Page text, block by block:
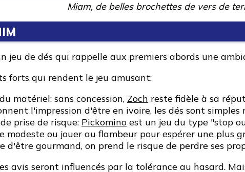
Miam, de belles brochettes de vers de
jeu de dés qui rappelle aux premiers abords une
forts qui rendent le jeu amusant:
matériel: sans concession, Zoch reste fidèle à sa
l'impression d'être en ivoire, les dés sont simples
prise de risque: Pickomino est un jeu du type "stop
modeste ou jouer au flambeur pour espérer une plus
d'être gourmand, on prend le risque de perdre ses
avis seront influencés par la tolérance au hasard.